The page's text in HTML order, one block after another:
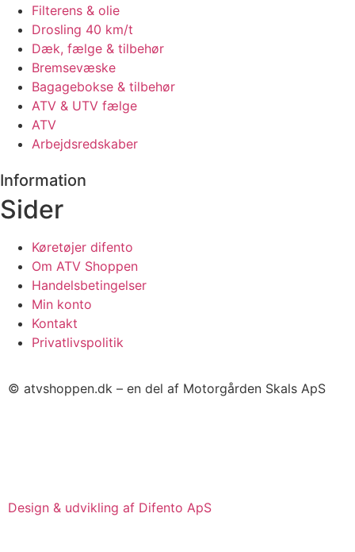
Filterens & olie
Drosling 40 km/t
Dæk, fælge & tilbehør
Bremsevæske
Bagagebokse & tilbehør
ATV & UTV fælge
ATV
Arbejdsredskaber
Information
Sider
Køretøjer difento
Om ATV Shoppen
Handelsbetingelser
Min konto
Kontakt
Privatlivspolitik
© atvshoppen.dk – en del af Motorgården Skals ApS
Design & udvikling af Difento ApS